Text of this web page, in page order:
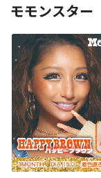
モモンスター